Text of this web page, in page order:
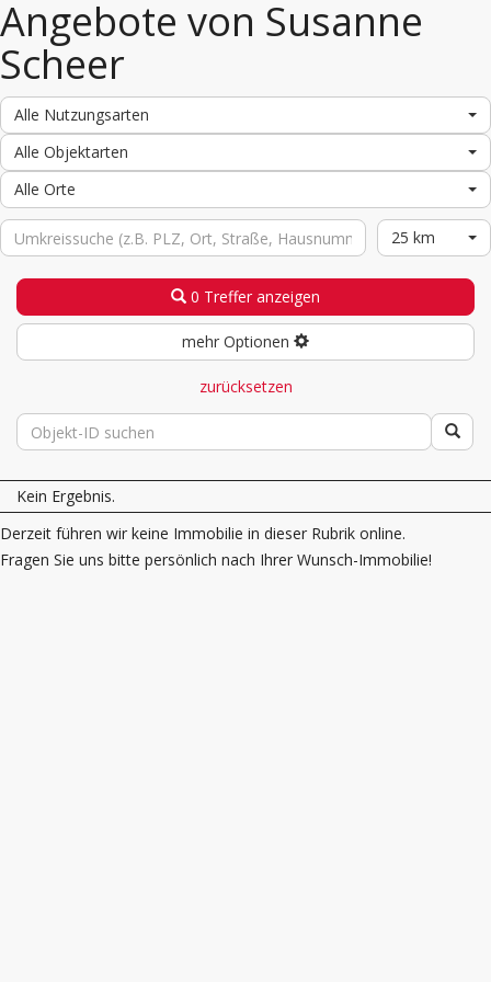
Angebote von Susanne
Scheer
Alle Nutzungsarten
Alle Objektarten
Alle Orte
25 km
0 Treffer anzeigen
mehr Optionen
zurücksetzen
Kein Ergebnis.
Derzeit führen wir keine Immobilie in dieser Rubrik online.
Fragen Sie uns bitte persönlich nach Ihrer Wunsch-Immobilie!